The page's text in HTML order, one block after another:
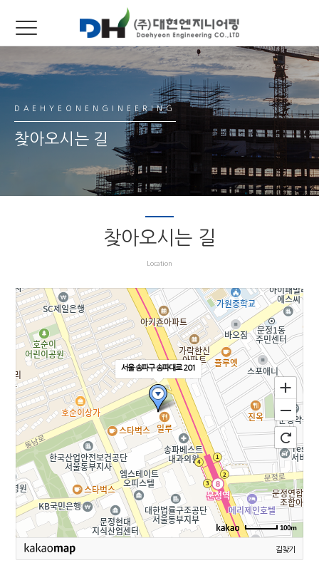
DAEHYEONENGINEERING
찾아오시는 길
찾아오시는 길
Location
서울 송파구 송파대로 201
100m
길찾기